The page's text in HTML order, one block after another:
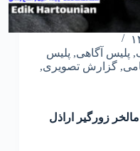
, پلیس آگاهی, پلیس
, گزارش تصویری,
زورگیر اراذل